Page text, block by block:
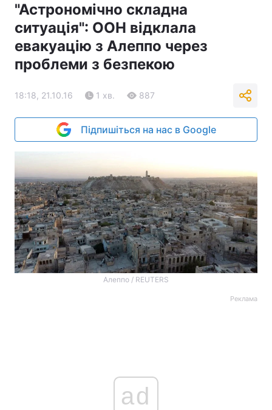
"Астрономічно складна
ситуація": ООН відклала
евакуацію з Алеппо через
проблеми з безпекою
18:18, 21.10.16 1 хв. 887
Підпишіться на нас в Google
Алеппо / REUTERS
Реклама
ad